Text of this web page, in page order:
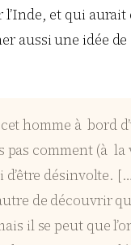
et qui aurait
aussi une idée
homme à bord
pas comment (à
désinvolte.
de découvrir
il se peut que